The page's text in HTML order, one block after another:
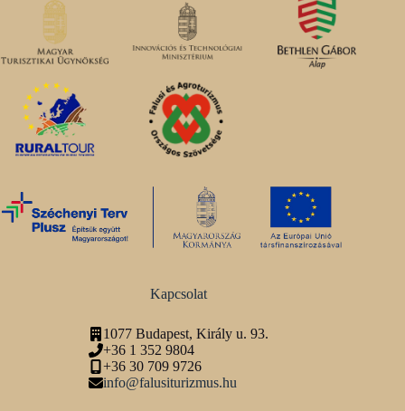
Kapcsolat
1077 Budapest, Király u. 93.
+36 1 352 9804
+36 30 709 9726
info@falusiturizmus.hu